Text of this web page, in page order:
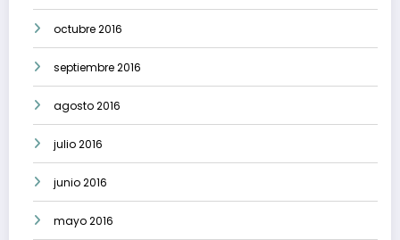
octubre 2016
septiembre 2016
agosto 2016
julio 2016
junio 2016
mayo 2016